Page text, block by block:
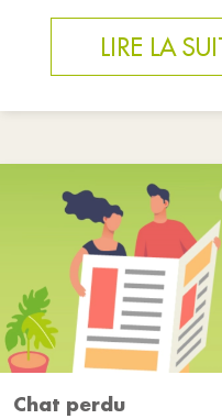
LIRE LA
Chat perdu